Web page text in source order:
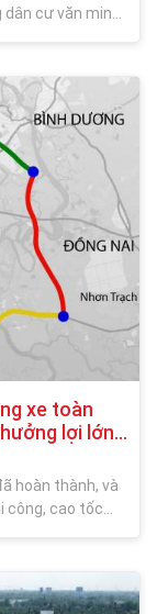
cư văn minh
xe toàn
lợi lớn
hoàn thành, và
công, cao tốc
di chuyển mà
công nghiệp và